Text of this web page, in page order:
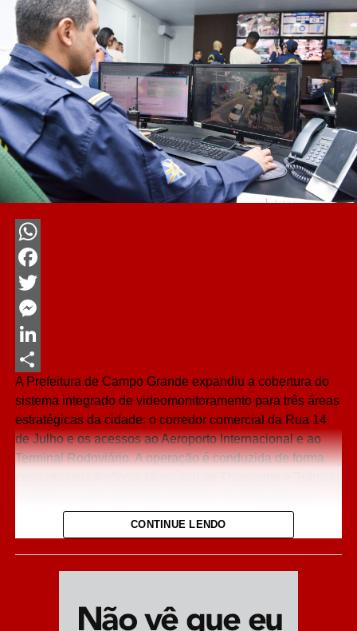
WhatsApp
Facebook
Twitter
Messenger
LinkedIn
Share
A Prefeitura de Campo Grande expandiu a cobertura do
sistema integrado de videomonitoramento para três áreas
estratégicas da cidade: o corredor comercial da Rua 14
de Julho e os acessos ao Aeroporto Internacional e ao
Terminal Rodoviário. A operação é conduzida de forma
Defesa Social (Sesdes).
população e prioriza locais com grande fluxo de
no comércio central, combater o transporte clandestino de
passageiros e coibir infrações de trânsito que travam o
CONTINUE LENDO